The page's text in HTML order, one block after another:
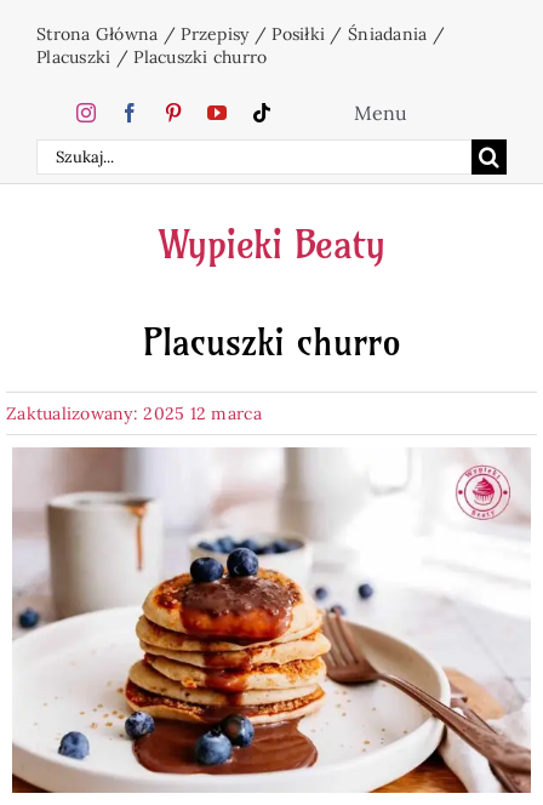
Strona Główna /Przepisy/Posiłki / Śniadania /
Placuszki /Placuszki churro
Szukaj
Menu
Home
Ciasta
Desery
Napoje
Pieczywo
Przetwory
Posiłki
Wypieki Beaty
Placuszki churro
Zaktualizowany: 2025 12 marca